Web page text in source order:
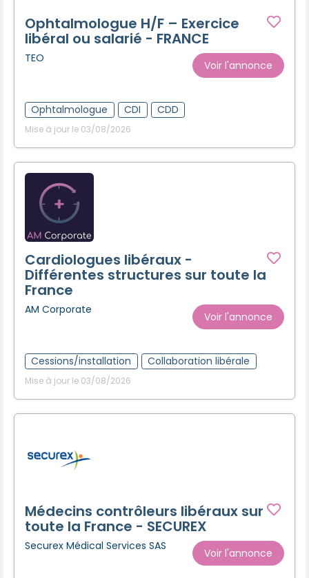
Ophtalmologue H/F – Exercice
libéral ou salarié - FRANCE
TEO
Voir l'annonce
Ophtalmologue CDI CDD
Mise à jour le 03/08/2026
Cardiologues libéraux -
Différentes structures sur toute la
France
AM Corporate
Voir l'annonce
Cessions/installation Collaboration libérale
Mise à jour le 03/08/2026
Médecins contrôleurs libéraux sur
toute la France - SECUREX
Securex Médical Services SAS
Voir l'annonce